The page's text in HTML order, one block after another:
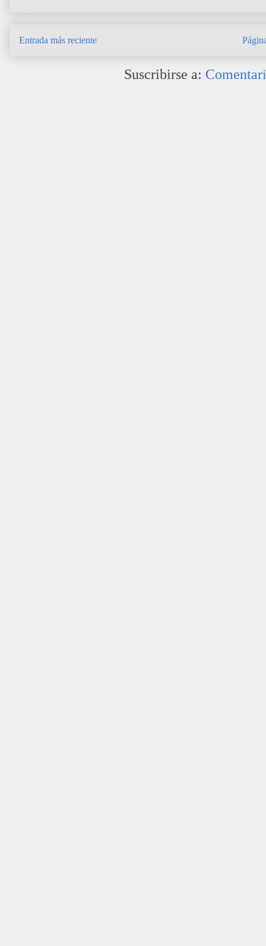
Entrada más reciente
Suscribirse a: